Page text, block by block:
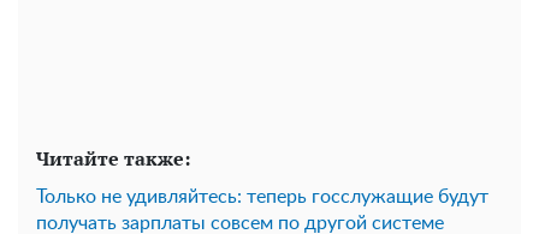
Читайте также:
Только не удивляйтесь: теперь госслужащие будут
получать зарплаты совсем по другой системе